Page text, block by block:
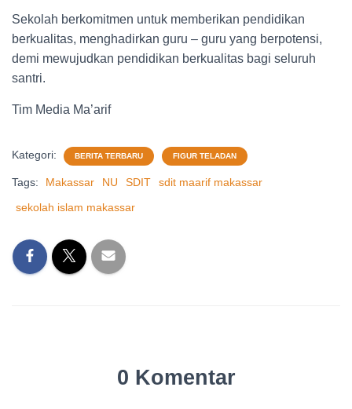
Sekolah berkomitmen untuk memberikan pendidikan
berkualitas, menghadirkan guru – guru yang berpotensi,
demi mewujudkan pendidikan berkualitas bagi seluruh
santri.
Tim Media Ma’arif
Kategori: BERITA TERBARU FIGUR TELADAN
Tags: Makassar NU SDIT
sdit maarif makassar
sekolah islam makassar
0 Komentar